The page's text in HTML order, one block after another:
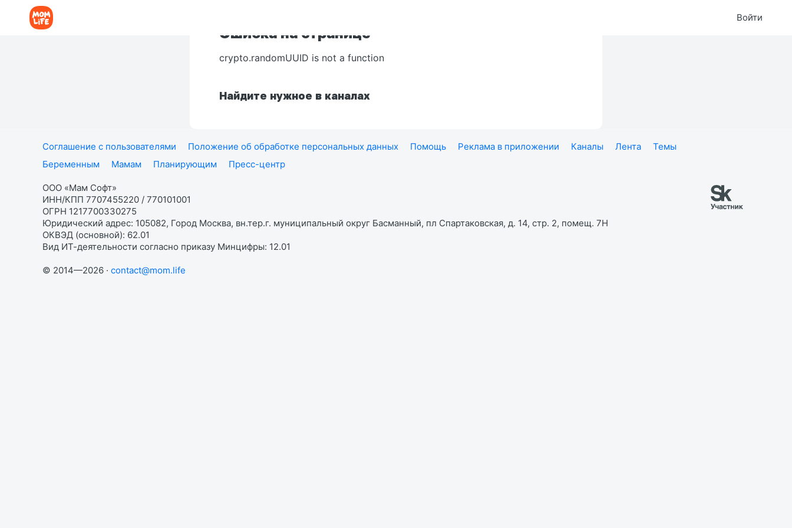
Войти
Ошибка на странице
crypto.randomUUID is not a function
Найдите нужное в каналах
Соглашение с пользователями Положение об обработке персональных данных Помощь Реклама в приложении Каналы Лента
Темы
Беременным
Мамам Планирующим Пресс-центр
ООО «Мам Софт»
ИНН/КПП 7707455220 / 770101001
ОГРН 1217700330275
Юридический адрес: 105082, Город Москва, вн.тер.г. муниципальный округ Басманный, пл Спартаковская, д. 14, стр. 2, помещ. 7Н
ОКВЭД (основной): 62.01
Вид ИТ-деятельности согласно приказу Минцифры: 12.01
© 2014—2026 · contact@mom.life